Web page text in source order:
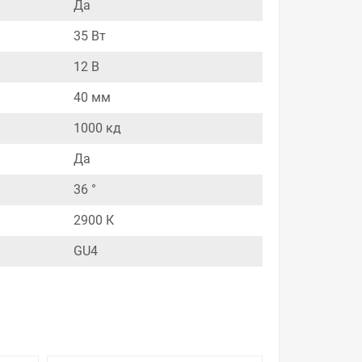
с прайсом в других магазинах, и вы
насчитывает десятки тысяч позиций. На
Ассортимент – это то, чему мы уделяем
для Вас и ниже так как у нас действуют
Есть поиск по позициям.
от давно зарекомендовавших себя
Osram 44892 WFL DECOSTAR 35 Standard
доставку в Ваш город или прямо к вашей
проблема, очень простые. Мы
Да
35 Вт
12 В
40 мм
1000 кд
Да
36 °
2900 К
GU4